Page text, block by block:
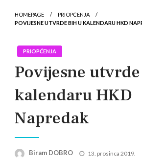
HOMEPAGE
PRIOPĆENJA
POVIJESNE UTVRDE BIH U KALENDARU HKD
PRIOPĆENJA
Povijesne
kalendaru HKD
Napredak
Biram DOBRO
Posted
13. prosinca 2019.